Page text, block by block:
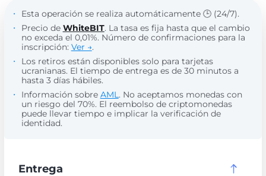
Esta operación se realiza automáticamente 🕒 (24/7).
Precio de WhiteBIT. La tasa es fija hasta que el cambio
no exceda el 0,01%. Número de confirmaciones para la
inscripción: Ver →.
Los retiros están disponibles solo para tarjetas
ucranianas. El tiempo de entrega es de 30 minutos a
hasta 3 días hábiles.
Información sobre AML. No aceptamos monedas con
un riesgo del 70%. El reembolso de criptomonedas
puede llevar tiempo e implicar la verificación de
identidad.
Entrega